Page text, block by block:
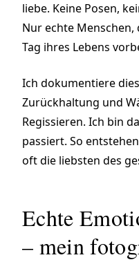
liebe. Keine Posen,
Nur echte
Tag ihres Lebens
Ich dokumentiere
Zurückhaltung und
Regissieren. Ich bin
passiert. So
oft die liebsten des
Echte
– mein